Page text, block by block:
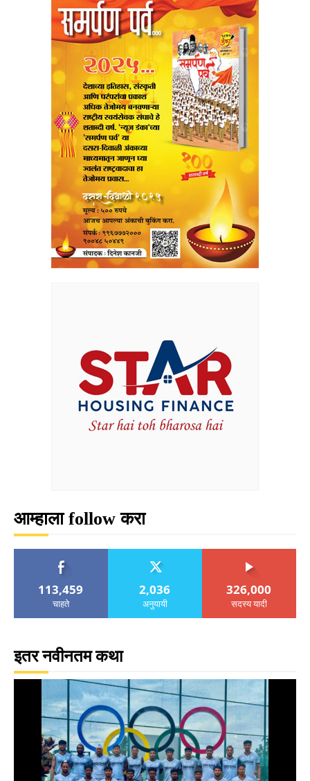
आम्हाला follow करा
113,459
चाहते
2,036
अनुयायी
326,000
सदस्य यादी
इतर नवीनतम कथा